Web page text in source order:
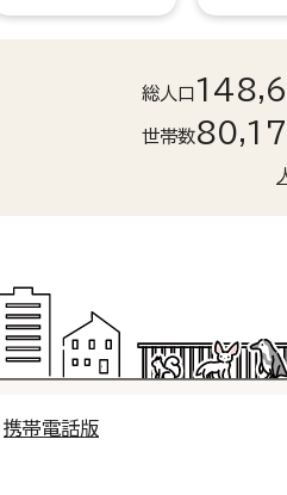
総人口
世帯数
携帯電話版